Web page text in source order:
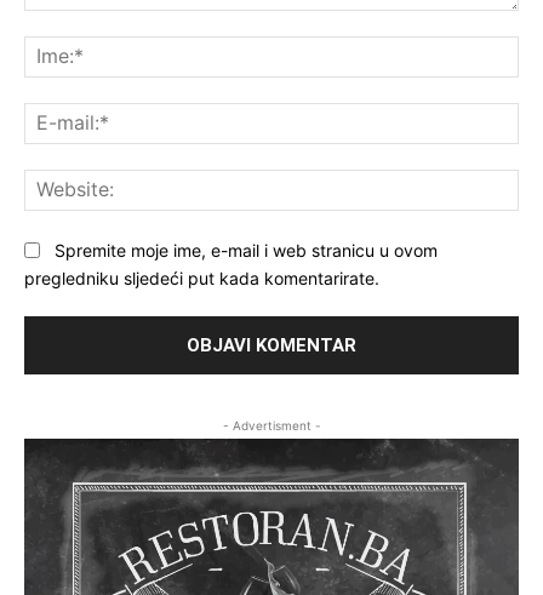
Spremite moje ime, e-mail i web stranicu u ovom
pregledniku sljedeći put kada komentarirate.
- Advertisment -